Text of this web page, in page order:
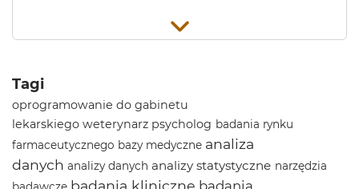
Tagi
oprogramowanie do gabinetu
lekarskiego weterynarz psycholog badania rynku
farmaceutycznego bazy medyczne analiza
danych analizy danych analizy statystyczne narzędzia